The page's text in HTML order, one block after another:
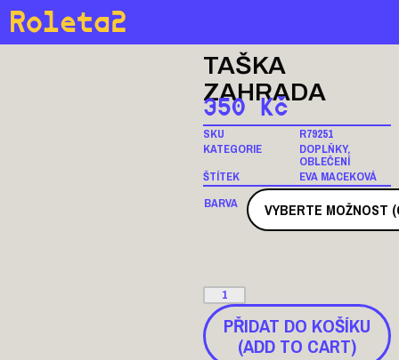
Roleta2
TAŠKA
ZAHRADA
350 Kč
SKU
R79251
KATEGORIE
DOPLŇKY,
OBLEČENÍ
ŠTÍTEK
EVA MACEKOVÁ
BARVA
PŘIDAT DO KOŠÍKU
(ADD TO CART)